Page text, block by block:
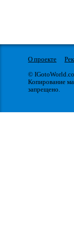
О проекте
©
Копирование
запрещено.